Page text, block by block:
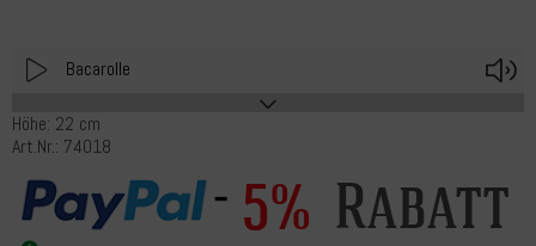
Bacarolle
Play
Höhe: 22 cm
Art.Nr.: 74018
5% Rabatt